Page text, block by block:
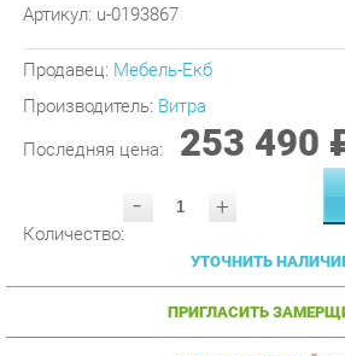
Производитель:Витра
Последняя цена: 253 490 ₽
-
УТОЧНИТЬ НАЛИЧИЕ
ПРИГЛАСИТЬ
ГАРАНТИЯ ЛУЧШЕЙ